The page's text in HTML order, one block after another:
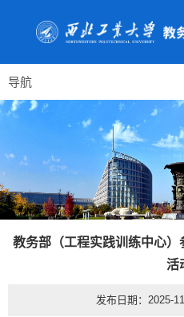
导航
教务部（工程实践训练中心
活
发布日期：